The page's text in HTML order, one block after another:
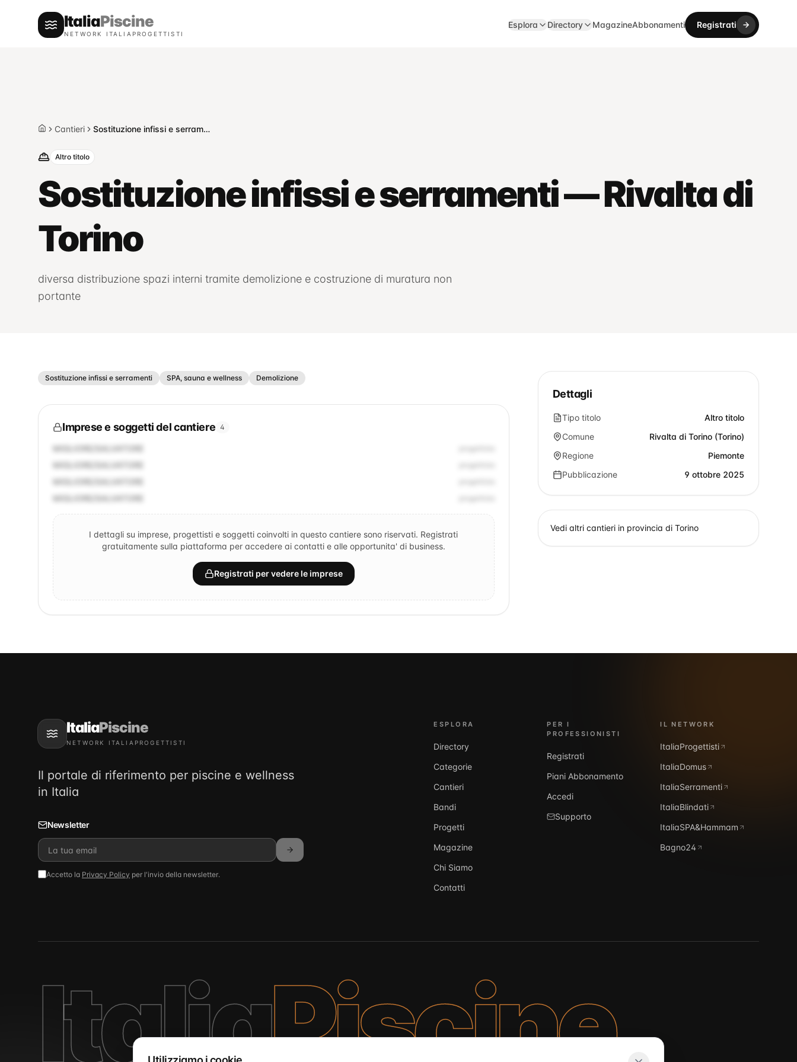
ItaliaPiscine
NETWORK ITALIAPROGETTISTI
Esplora Directory MagazineAbbonamenti Registrati
HomeCantieri Sostituzione infissi e serramenti — Rivalta di Torino
Altro titolo
Sostituzione infissi e serramenti — Rivalta di
Torino
diversa distribuzione spazi interni tramite demolizione e costruzione di muratura non
portante
Sostituzione infissi e serramenti SPA, sauna e wellness Demolizione
Imprese e soggetti del cantiere 4
MIGLIORE/SALVATORE
MIGLIORE/SALVATORE
MIGLIORE/SALVATORE
MIGLIORE/SALVATORE
I dettagli su imprese, progettisti e soggetti coinvolti in questo cantiere sono riservati. Registrati
gratuitamente sulla piattaforma per accedere ai contatti e alle opportunita' di business.
Registrati per vedere le imprese
Dettagli
Tipo titolo
Altro titolo
Comune
Rivalta di Torino (Torino)
Regione
Piemonte
Pubblicazione
9 ottobre 2025
Vedi altri cantieri in provincia di Torino
ItaliaPiscine
NETWORK ITALIAPROGETTISTI
Il portale di riferimento per piscine e wellness
in Italia
Newsletter
Accetto la Privacy Policy per l'invio della newsletter.
ESPLORA
Directory
Categorie
Cantieri
Bandi
Progetti
Magazine
Chi Siamo
Contatti
PER I
PROFESSIONISTI
Registrati
Piani Abbonamento
Accedi
Supporto
IL NETWORK
ItaliaProgettisti
ItaliaDomus
ItaliaSerramenti
ItaliaBlindati
ItaliaSPA&Hammam
Bagno24
ItaliaPiscine